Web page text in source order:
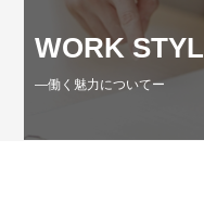
WORK
―働く魅力についてー